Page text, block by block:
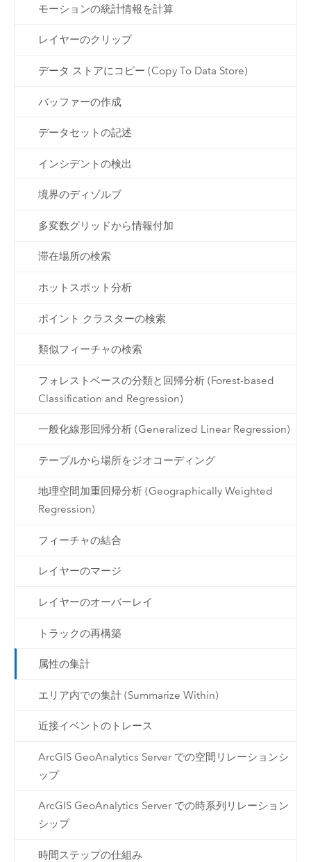
モーションの統計情報を計算
レイヤーのクリップ
データ ストアにコピー (Copy To Data Store)
バッファーの作成
データセットの記述
インシデントの検出
境界のディゾルブ
多変数グリッドから情報付加
滞在場所の検索
ホットスポット分析
ポイント クラスターの検索
類似フィーチャの検索
フォレストベースの分類と回帰分析 (Forest-based
Classification and Regression)
一般化線形回帰分析 (Generalized Linear Regression)
テーブルから場所をジオコーディング
地理空間加重回帰分析 (Geographically Weighted
Regression)
フィーチャの結合
レイヤーのマージ
レイヤーのオーバーレイ
トラックの再構築
属性の集計
エリア内での集計 (Summarize Within)
近接イベントのトレース
ArcGIS GeoAnalytics Server での空間リレーションシ
ップ
ArcGIS GeoAnalytics Server での時系列リレーション
シップ
時間ステップの仕組み